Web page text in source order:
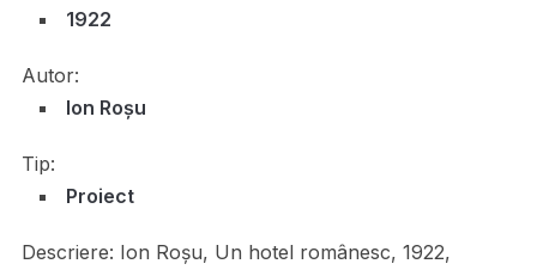
1922
Autor:
Ion Roșu
Tip:
Proiect
Descriere: Ion Roșu, Un hotel românesc, 1922,